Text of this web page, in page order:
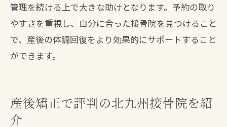
管理を続ける上で大きな助けとなります。予約の取り
やすさを重視し、自分に合った接骨院を見つけること
で、産後の体調回復をより効果的にサポートすること
ができます。
産後矯正で評判の北九州接骨院を紹
介